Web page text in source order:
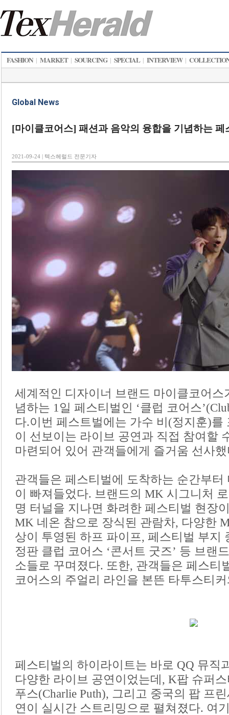
FASHION | MARKET | SOURCING | SPECIAL | INTERVIEW |
Global News
[마이클코어스] 패션과 음악의 융합을 기념하는 페
2021-09-24 | 텍스헤럴드 전문기자
세계적인 디자이너 브랜드 마이클코어
념하는 1일 페스티벌인 ‘클럽 코어스
다.이번 페스트벌에는 가수 비(정지훈)
이 선보이는 라이브 공연과 직접 참여할
마련되어 있어 관객들에게 즐거움 선사
관객들은 페스티벌에 도착하는 순간부
이 빠져들었다. 브랜드의 MK 시그니처
명 터널을 지나면 화려한 페스티벌 현장
MK 네온 참으로 장식된 관람차, 다양한
상이 투영된 하프 파이프, 페스티벌 부지
정판 클럽 코어스 ‘콘서트 굿즈’ 등 브랜
소들로 꾸며졌다. 또한, 관객들은 페스티
코어스의 주얼리 라인을 본뜬 타투스티
페스티벌의 하이라이트는 바로 QQ 뮤직
다양한 라이브 공연이었는데, K팝 슈퍼
푸스(Charlie Puth), 그리고 중국의 팝 프
연이 실시간 스트리밍으로 펼쳐졌다. 여